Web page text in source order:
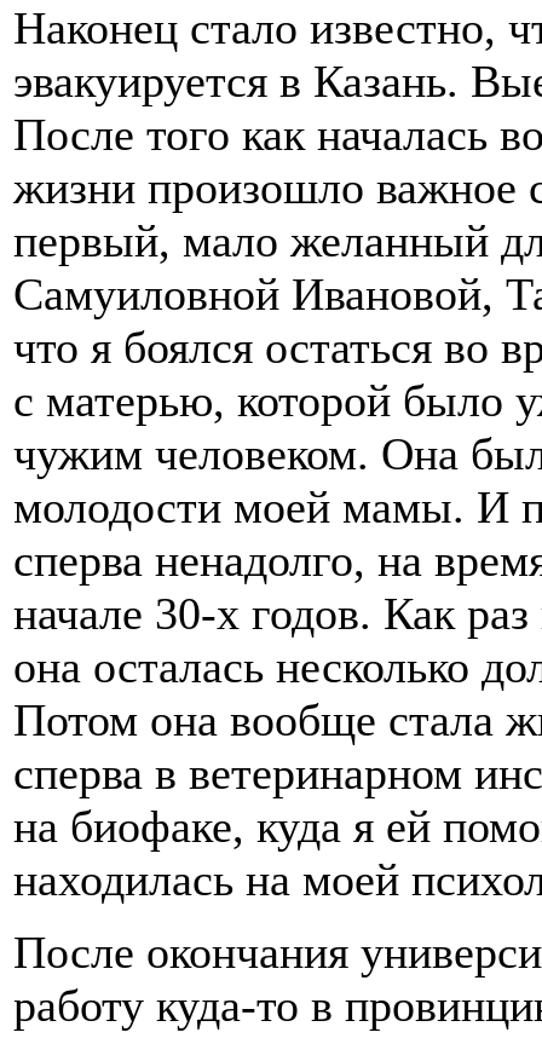
Наконец стало известно,
эвакуируется в Казань.
После того как началась
жизни произошло важное
первый, мало желанный
Самуиловной Ивановой,
что я боялся остаться во
с матерью, которой было
чужим человеком. Она
молодости моей мамы. И
сперва ненадолго, на
начале 30-х годов. Как
она осталась несколько
Потом она вообще стала
сперва в ветеринарном
на биофаке, куда я ей
находилась на моей
После окончания
работу куда-то в